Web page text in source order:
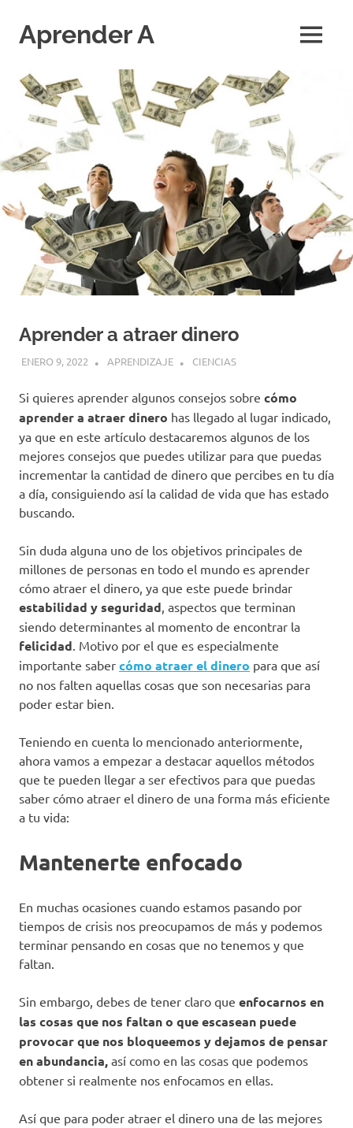
contenido
Aprender A
aprendizaje
más
divertido
MENÚ
Aprender a atraer dinero
ENERO 9, 2022 APRENDIZAJE CIENCIAS
Si quieres aprender algunos consejos sobre cómo
aprender a atraer dinero has llegado al lugar indicado,
ya que en este artículo destacaremos algunos de los
mejores consejos que puedes utilizar para que puedas
incrementar la cantidad de dinero que percibes en tu día
a día, consiguiendo así la calidad de vida que has estado
buscando.
Sin duda alguna uno de los objetivos principales de
millones de personas en todo el mundo es aprender
cómo atraer el dinero, ya que este puede brindar
estabilidad y seguridad, aspectos que terminan
siendo determinantes al momento de encontrar la
felicidad. Motivo por el que es especialmente
importante saber cómo atraer el dinero para que así
no nos falten aquellas cosas que son necesarias para
poder estar bien.
Teniendo en cuenta lo mencionado anteriormente,
ahora vamos a empezar a destacar aquellos métodos
que te pueden llegar a ser efectivos para que puedas
saber cómo atraer el dinero de una forma más eficiente
a tu vida:
Mantenerte enfocado
En muchas ocasiones cuando estamos pasando por
tiempos de crisis nos preocupamos de más y podemos
terminar pensando en cosas que no tenemos y que
faltan.
Sin embargo, debes de tener claro que enfocarnos en
las cosas que nos faltan o que escasean puede
provocar que nos bloqueemos y dejamos de pensar
en abundancia, así como en las cosas que podemos
obtener si realmente nos enfocamos en ellas.
Así que para poder atraer el dinero una de las mejores